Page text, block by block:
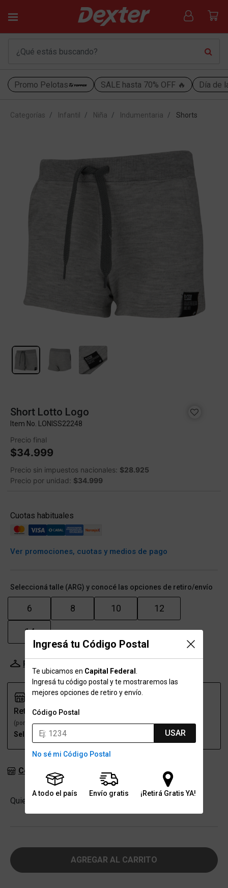
Promo Pelotas SALE hasta 70% OFF 🔥 Día de
Ingresá tu Código Postal
Te ubicamos en Capital Federal
Ingresá tu código postal y te mostraremos las
mejores opciones de retiro y envío.
Código Postal
USAR
No sé mi Código Postal
A todo el país Envío gratis ¡Retirá Gratis YA!
Categorías Infantil Niña Indumentaria Shorts
Short Lotto Logo
Item No. LONISS22248
Precio final
$34.999
Precio sin impuestos nacionales: $28.925
Precio por unidad: $34.999
Cuotas habituales
Ver promociones, cuotas y medios de pago
Seleccioná talle (ARG) y conocé las opciones de retiro/envío
6 8 10 12
14
Probador Virtual
Retiro
(por una sucursal)
Seleccioná talle
(a domicilio)
Seleccioná talle
Consultar stock en sucursales
Quiero Cantidad
AGREGAR AL CARRITO